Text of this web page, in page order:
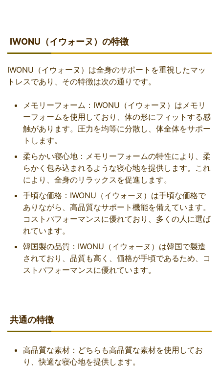
IWONU（イウォーヌ）の特徴
IWONU（イウォーヌ）は全身のサポートを重視したマッ
トレスであり、その特徴は次の通りです。
メモリーフォーム：IWONU（イウォーヌ）はメモリ
ーフォームを使用しており、体の形にフィットする感
触があります。圧力を均等に分散し、体全体をサポー
トします。
柔らかい寝心地：メモリーフォームの特性により、柔
らかく包み込まれるような寝心地を提供します。これ
により、全身のリラックスを促進します。
手頃な価格：IWONU（イウォーヌ）は手頃な価格で
ありながら、高品質なサポート機能を備えています。
コストパフォーマンスに優れており、多くの人に選ば
れています。
韓国製の品質：IWONU（イウォーヌ）は韓国で製造
されており、品質も高く、価格が手頃であるため、コ
ストパフォーマンスに優れています。
共通の特徴
高品質な素材：どちらも高品質な素材を使用してお
り、快適な寝心地を提供します。